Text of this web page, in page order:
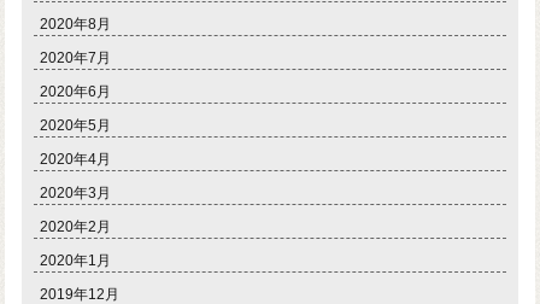
2020年8月
2020年7月
2020年6月
2020年5月
2020年4月
2020年3月
2020年2月
2020年1月
2019年12月